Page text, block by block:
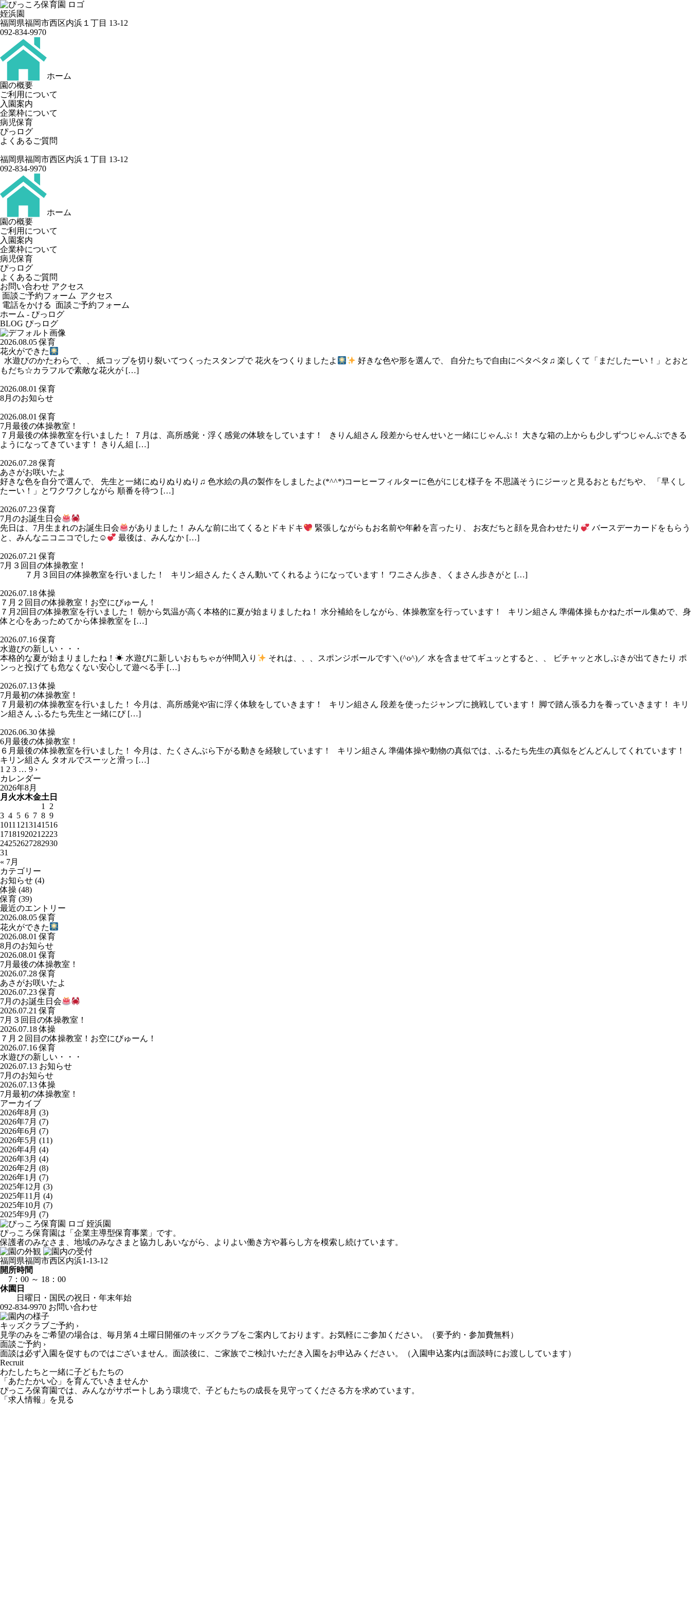
姪浜園
福岡県福岡市西区内浜１丁目 13-12
092-834-9970
ホーム
園の概要
ご利用について
入園案内
企業枠について
病児保育
ぴっログ
よくあるご質問
福岡県福岡市西区内浜１丁目 13-12
092-834-9970
ホーム
園の概要
ご利用について
入園案内
企業枠について
病児保育
ぴっログ
よくあるご質問
お問い合わせ アクセス
面談ご予約フォーム
アクセス
電話をかける 面談ご予約フォーム
ホーム - ぴっログ
BLOG ぴっログ
2026.08.05 保育
花火ができた
水遊びのかたわらで、、 紙コップを切り裂いてつくったスタンプで 花火をつくりましたよ
好きな色や形を選んで、 自分たちで自由にペタペタ♫ 楽しくて「まだしたーい！」とおと
もだち☆カラフルで素敵な花火が […]
2026.08.01 保育
8月のお知らせ
2026.08.01 保育
7月最後の体操教室！
７月最後の体操教室を行いました！ ７月は、高所感覚・浮く感覚の体験をしています！ きりん組さん 段差からせんせいと一緒にじゃんぷ！ 大きな箱の上からも少しずつじゃんぷできる
ようになってきています！ きりん組 […]
2026.07.28 保育
あさがお咲いたよ
好きな色を自分で選んで、 先生と一緒にぬりぬりぬり♫ 色水絵の具の製作をしましたよ(*^^*)コーヒーフィルターに色がにじむ様子を 不思議そうにジーッと見るおともだちや、 「早くし
たーい！」とワクワクしながら 順番を待つ […]
2026.07.23 保育
7月のお誕生日会
先日は、7月生まれのお誕生日会
がありました！ みんな前に出てくるとドキドキ 緊張しながらもお名前や年齢を言ったり、 お友だちと顔を見合わせたり
バースデーカードをもらう
と、みんなニコニコでした☺
最後は、みんなか […]
2026.07.21 保育
7月３回目の体操教室！
７月３回目の体操教室を行いました！ キリン組さん たくさん動いてくれるようになっています！ ワニさん歩き、くまさん歩きがと […]
2026.07.18 体操
７月２回目の体操教室！お空にびゅーん！
７月2回目の体操教室を行いました！ 朝から気温が高く本格的に夏が始まりましたね！ 水分補給をしながら、体操教室を行っています！ キリン組さん 準備体操もかねたボール集めで、身
体と心をあっためてから体操教室を […]
2026.07.16 保育
水遊びの新しい・・・
本格的な夏が始まりましたね！☀ 水遊びに新しいおもちゃが仲間入り
それは、、、スポンジボールです＼(^o^)／ 水を含ませてギュッとすると、、 ビチャッと水しぶきが出てきたり ポ
ンっと投げても危なくない安心して遊べる手 […]
2026.07.13 体操
7月最初の体操教室！
７月最初の体操教室を行いました！ 今月は、高所感覚や宙に浮く体験をしていきます！ キリン組さん 段差を使ったジャンプに挑戦しています！ 脚で踏ん張る力を養っていきます！ キリ
ン組さん ふるたち先生と一緒にぴ […]
2026.06.30 体操
6月最後の体操教室！
６月最後の体操教室を行いました！ 今月は、たくさんぶら下がる動きを経験しています！ キリン組さん 準備体操や動物の真似では、ふるたち先生の真似をどんどんしてくれています！
キリン組さん タオルでスーッと滑っ […]
1 2 3 … 9 ›
カレンダー
2026年8月
月 火水木金土 日
1 2
3 4 5 6 7 8 9
10111213141516
17181920212223
24252627282930
31
« 7月
カテゴリー
お知らせ (4)
体操 (48)
保育 (39)
最近のエントリー
2026.08.05保育
花火ができた
2026.08.01保育
8月のお知らせ
2026.08.01保育
7月最後の体操教室！
2026.07.28保育
あさがお咲いたよ
2026.07.23保育
7月のお誕生日会
2026.07.21保育
7月３回目の体操教室！
2026.07.18体操
７月２回目の体操教室！お空にびゅーん！
2026.07.16保育
水遊びの新しい・・・
2026.07.13 お知らせ
7月のお知らせ
2026.07.13体操
7月最初の体操教室！
アーカイブ
2026年8月 (3)
2026年7月 (7)
2026年6月 (7)
2026年5月 (11)
2026年4月 (4)
2026年3月 (4)
2026年2月 (8)
2026年1月 (7)
2025年12月 (3)
2025年11月 (4)
2025年10月 (7)
2025年9月 (7)
姪浜園
ぴっころ保育園は「企業主導型保育事業」です。
保護者のみなさま、地域のみなさまと協力しあいながら、よりよい働き方や暮らし方を模索し続けています。
福岡県福岡市西区内浜1-13-12
開所時間
7：00 ～ 18：00
休園日
日曜日・国民の祝日・年末年始
092-834-9970 お問い合わせ
キッズクラブご予約 ›
見学のみをご希望の場合は、毎月第４土曜日開催のキッズクラブをご案内しております。お気軽にご参加ください。（要予約・参加費無料）
面談ご予約 ›
面談は必ず入園を促すものではございません。面談後に、ご家族でご検討いただき入園をお申込みください。（入園申込案内は面談時にお渡ししています）
Recruit
わたしたちと一緒に子どもたちの
「あたたかい心」を育んでいきませんか
ぴっころ保育園では、みんながサポートしあう環境で、子どもたちの成長を見守ってくださる方を求めています。
「求人情報」を見る